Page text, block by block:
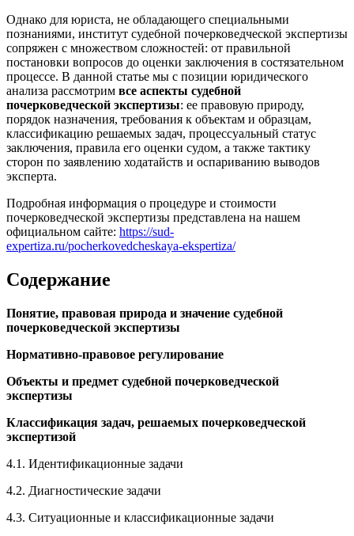
Однако для юриста, не обладающего специальными
познаниями, институт судебной почерковедческой экспертизы
сопряжен с множеством сложностей: от правильной
постановки вопросов до оценки заключения в состязательном
процессе. В данной статье мы с позиции юридического
анализа рассмотрим все аспекты судебной
почерковедческой экспертизы: ее правовую природу,
порядок назначения, требования к объектам и образцам,
классификацию решаемых задач, процессуальный статус
заключения, правила его оценки судом, а также тактику
сторон по заявлению ходатайств и оспариванию выводов
эксперта.
Подробная информация о процедуре и стоимости
почерковедческой экспертизы представлена на нашем
официальном сайте: https://sud-
expertiza.ru/pocherkovedcheskaya-ekspertiza/
Содержание
Понятие, правовая природа и значение судебной
почерковедческой экспертизы
Нормативно-правовое регулирование
Объекты и предмет судебной почерковедческой
экспертизы
Классификация задач, решаемых почерковедческой
экспертизой
4.1. Идентификационные задачи
4.2. Диагностические задачи
4.3. Ситуационные и классификационные задачи